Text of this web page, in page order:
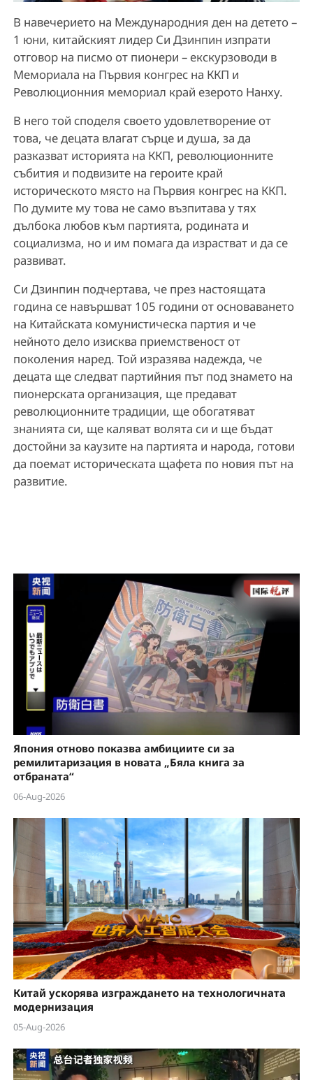
В навечерието на Международния ден на детето –
1 юни, китайският лидер Си Дзинпин изпрати
отговор на писмо от пионери – екскурзоводи в
Мемориала на Първия конгрес на ККП и
Революционния мемориал край езерото Нанху.
В него той споделя своето удовлетворение от
това, че децата влагат сърце и душа, за да
разказват историята на ККП, революционните
събития и подвизите на героите край
историческото място на Първия конгрес на ККП.
По думите му това не само възпитава у тях
дълбока любов към партията, родината и
социализма, но и им помага да израстват и да се
развиват.
Си Дзинпин подчертава, че през настоящата
година се навършват 105 години от основаването
на Китайската комунистическа партия и че
нейното дело изисква приемственост от
поколения наред. Той изразява надежда, че
децата ще следват партийния път под знамето на
пионерската организация, ще предават
революционните традиции, ще обогатяват
знанията си, ще каляват волята си и ще бъдат
достойни за каузите на партията и народа, готови
да поемат историческата щафета по новия път на
развитие.
Япония отново показва амбициите си за
ремилитаризация в новата „Бяла книга за
отбраната“
06-Aug-2026
Китай ускорява изграждането на технологичната
модернизация
05-Aug-2026